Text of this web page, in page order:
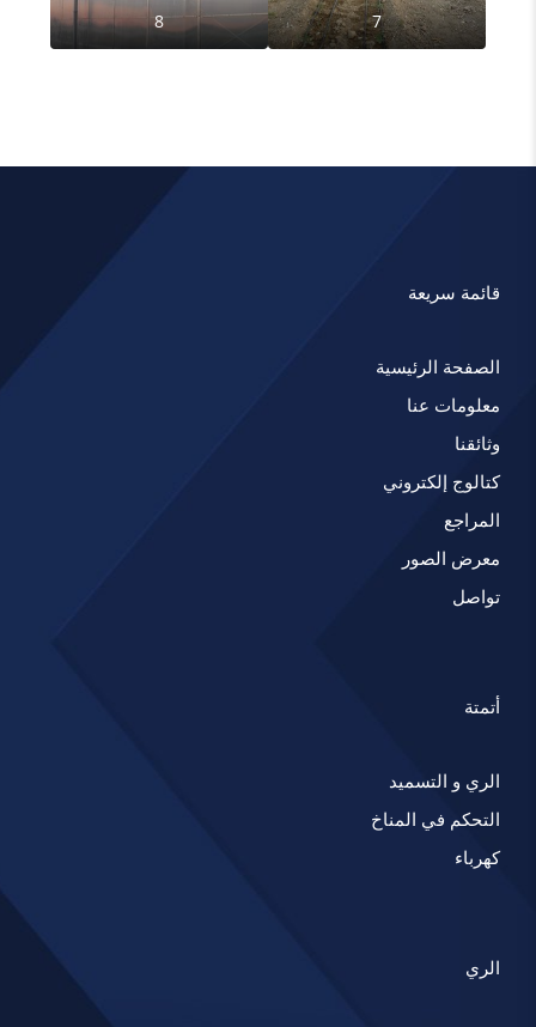
7
8
قائمة سريعة
الصفحة الرئيسية
معلومات عنا
وثائقنا
كتالوج إلكتروني
المراجع
معرض الصور
تواصل
أتمتة
الري و التسميد
التحكم في المناخ
كهرباء
الري